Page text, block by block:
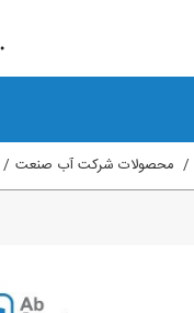
محصولات شرکت آب صنعت